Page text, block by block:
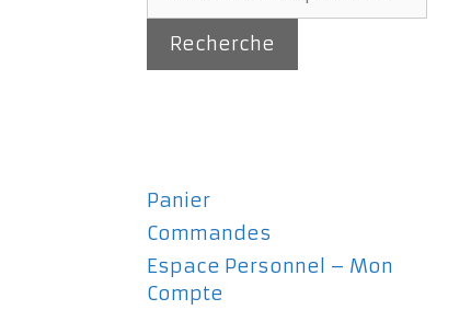
pour :
Recherche
Panier
Commandes
Espace Personnel – Mon
Compte